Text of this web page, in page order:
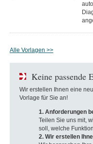
Alle Vorlagen >>
Keine passende
Wir erstellen Ihnen eine
Vorlage für Sie an!
1. Anforderungen
Teilen Sie uns mit,
soll, welche
2. Wir erstellen